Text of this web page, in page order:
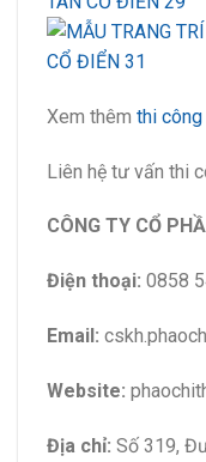
Xem thêm thi
Liên hệ tư vấn thi
CÔNG TY CỔ
Điện thoại: 0858
Email:
Website:
Địa chỉ: Số 319,